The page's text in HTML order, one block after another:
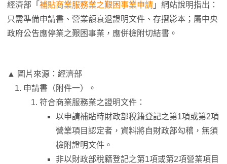
經濟部「 補貼商業服務業之艱困事業申請 」網站說明指出：
只需準備申請書、營業額衰退證明文件、存摺影本；屬中央
政府公告應停業之艱困事業，應併檢附切結書。
▲ 圖片來源：經濟部
申請書（附件一）。
符合商業服務業之證明文件：
以申請補貼時財政部稅籍登記之第1項或第2項
營業項目認定者，資料將自財政部勾稽，無須
檢附證明文件。
非以財政部稅籍登記之第1項或第2項營業項目